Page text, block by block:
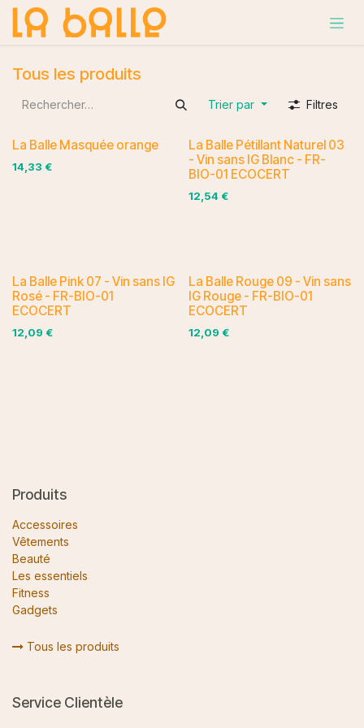
Se rendre au contenu
Tous les produits
Trier par Filtres
La Balle Masquée orange
14,33 €
La Balle Pétillant Naturel 03
- Vin sans IG Blanc - FR-
BIO-01 ECOCERT
12,54€
La Balle Pink 07 - Vin sans IG
Rosé - FR-BIO-01
ECOCERT
12,09 €
La Balle Rouge 09 - Vin sans
IG Rouge - FR-BIO-01
ECOCERT
12,09 €
Produits
Accessoires
Vêtements
Beauté
Les essentiels
Fitness
Gadgets
Tous les produits
Service Clientèle